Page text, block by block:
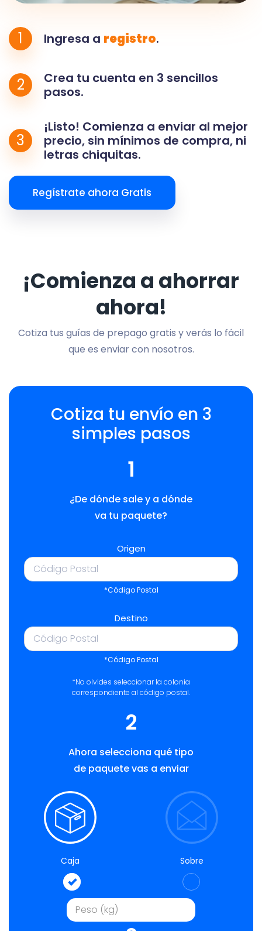
1 Ingresa a registro.
2
Crea tu cuenta en 3 sencillos
pasos.
3
¡Listo! Comienza a enviar al mejor
precio, sin mínimos de compra, ni
letras chiquitas.
Regístrate ahora Gratis
¡Comienza a ahorrar
ahora!
Cotiza tus guías de prepago gratis y verás lo fácil
que es enviar con nosotros.
Cotiza tu envío en 3
simples pasos
1
¿De dónde sale y a dónde
va tu paquete?
Origen
*Código Postal
Destino
*Código Postal
*No olvides seleccionar la colonia
correspondiente al código postal.
2
Ahora selecciona qué tipo
de paquete vas a enviar
Caja Sobre